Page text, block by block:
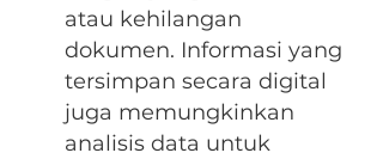
atau kehilangan
dokumen. Informasi yang
tersimpan secara digital
juga memungkinkan
analisis data untuk